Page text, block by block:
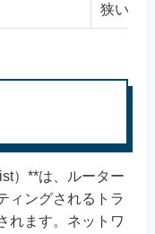
狭い
）**は、ルーター
ィングされるトラ
れます。ネットワ